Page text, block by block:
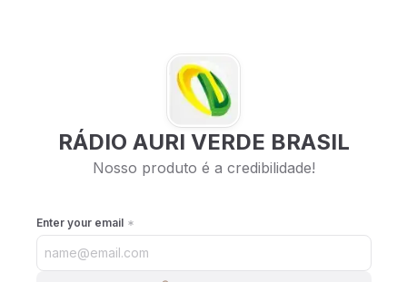
RÁDIO AURI VERDE BRASIL
Nosso produto é a credibilidade!
Enter your email